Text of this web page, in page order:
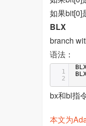
如果bit[0]
BLX
branch
语法：
1
2
bx和bl指
本文为